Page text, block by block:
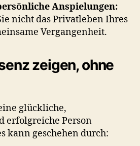
Anspielungen:
nicht das Privatleben Ihres
Vergangenheit.
zeigen, ohne
glückliche,
erfolgreiche Person
kann geschehen durch: